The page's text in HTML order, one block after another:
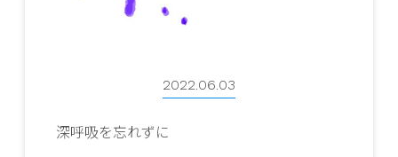
2022.06.03
深呼吸を忘れずに